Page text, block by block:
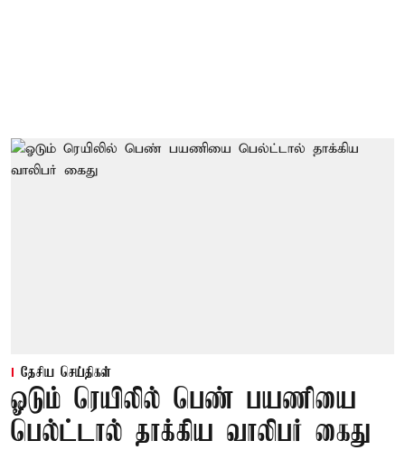
தேசிய செய்திகள்
ஓடும் ரெயிலில் பெண் பயணியை
பெல்ட்டால் தாக்கிய வாலிபர் கைது